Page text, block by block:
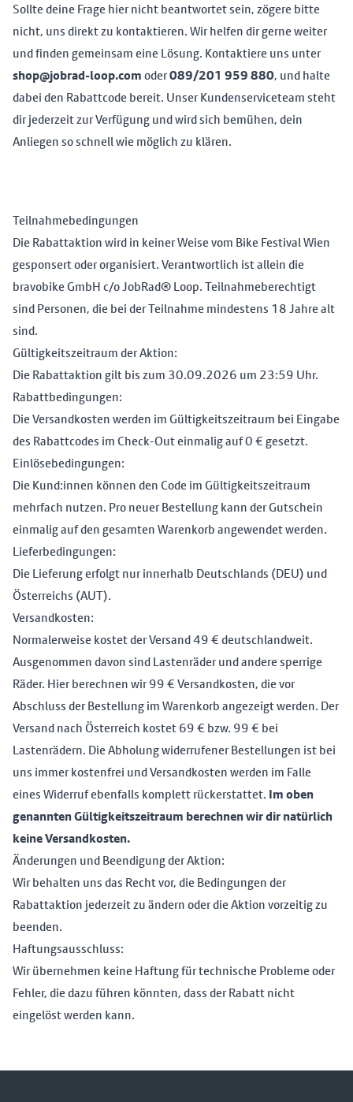
Sollte deine Frage hier nicht beantwortet sein, zögere bitte
nicht, uns direkt zu kontaktieren. Wir helfen dir gerne weiter
und finden gemeinsam eine Lösung. Kontaktiere uns unter
shop@jobrad-loop.comoder089/201 959 880, und halte
dabei den Rabattcode bereit. Unser Kundenserviceteam steht
dir jederzeit zur Verfügung und wird sich bemühen, dein
Anliegen so schnell wie möglich zu klären.
Teilnahmebedingungen
Die Rabattaktion wird in keiner Weise vom Bike Festival Wien
gesponsert oder organisiert. Verantwortlich ist allein die
bravobike GmbH c/o JobRad® Loop. Teilnahmeberechtigt
sind Personen, die bei der Teilnahme mindestens 18 Jahre alt
sind.
Gültigkeitszeitraum der Aktion:
Die Rabattaktion gilt bis zum 30.09.2026 um 23:59 Uhr.
Rabattbedingungen:
Die Versandkosten werden im Gültigkeitszeitraum bei Eingabe
des Rabattcodes im Check-Out einmalig auf 0 € gesetzt.
Einlösebedingungen:
Die Kund:innen können den Code im Gültigkeitszeitraum
mehrfach nutzen. Pro neuer Bestellung kann der Gutschein
einmalig auf den gesamten Warenkorb angewendet werden.
Lieferbedingungen:
Die Lieferung erfolgt nur innerhalb Deutschlands (DEU) und
Österreichs (AUT).
Versandkosten:
Normalerweise kostet der Versand 49 € deutschlandweit.
Ausgenommen davon sind Lastenräder und andere sperrige
Räder. Hier berechnen wir 99 € Versandkosten, die vor
Abschluss der Bestellung im Warenkorb angezeigt werden. Der
Versand nach Österreich kostet 69 € bzw. 99 € bei
Lastenrädern. Die Abholung widerrufener Bestellungen ist bei
uns immer kostenfrei und Versandkosten werden im Falle
eines Widerruf ebenfalls komplett rückerstattet. Im oben
genannten Gültigkeitszeitraum berechnen wir dir natürlich
keine Versandkosten.
Änderungen und Beendigung der Aktion:
Wir behalten uns das Recht vor, die Bedingungen der
Rabattaktion jederzeit zu ändern oder die Aktion vorzeitig zu
beenden.
Haftungsausschluss:
Wir übernehmen keine Haftung für technische Probleme oder
Fehler, die dazu führen könnten, dass der Rabatt nicht
eingelöst werden kann.